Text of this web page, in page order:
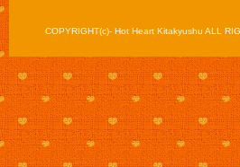
COPYRIGHT(c)- Hot Heart Kitakyushu ALL